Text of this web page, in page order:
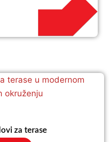
za terase